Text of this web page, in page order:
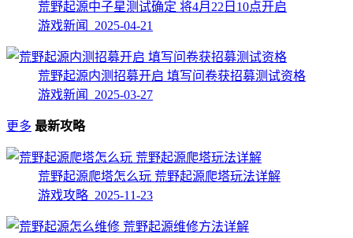
荒野起源中子星测试确定 将4月22日10点开启
游戏新闻 2025-04-21
荒野起源内测招募开启 填写问卷获招募测试资格
游戏新闻 2025-03-27
更多 最新攻略
荒野起源爬塔怎么玩 荒野起源爬塔玩法详解
游戏攻略 2025-11-23